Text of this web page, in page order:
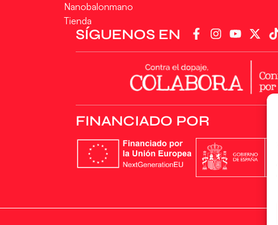
Nanobalonmano
Tienda
SÍGUENOS EN
FINANCIADO POR